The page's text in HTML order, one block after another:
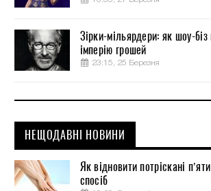
Зірки-мільярдери: як шоу-
імперію грошей
23:15, 25 Березня
НЕЩОДАВНІ НОВИНИ
Як відновити потріскані
спосіб